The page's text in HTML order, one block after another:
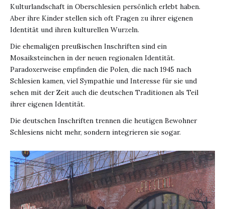
Kulturlandschaft in Oberschlesien persönlich erlebt haben.
Aber ihre Kinder stellen sich oft Fragen zu ihrer eigenen
Identität und ihren kulturellen Wurzeln.
Die ehemaligen preußischen Inschriften sind ein
Mosaiksteinchen in der neuen regionalen Identität.
Paradoxerweise empfinden die Polen, die nach 1945 nach
Schlesien kamen, viel Sympathie und Interesse für sie und
sehen mit der Zeit auch die deutschen Traditionen als Teil
ihrer eigenen Identität.
Die deutschen Inschriften trennen die heutigen Bewohner
Schlesiens nicht mehr, sondern integrieren sie sogar.